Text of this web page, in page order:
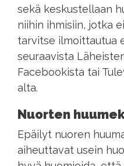
sekä keskustellaan
niihin ihmisiin, jotka
tarvitse ilmoittautua
seuraavista
Facebookista tai
alta.
Nuorten
Epäilyt nuoren
aiheuttavat usein